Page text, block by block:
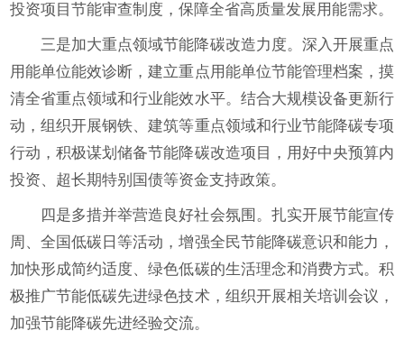
投资项目节能审查制度，保障全省高质量发展用能需求。
三是加大重点领域节能降碳改造力度。深入开展重点
用能单位能效诊断，建立重点用能单位节能管理档案，摸
清全省重点领域和行业能效水平。结合大规模设备更新行
动，组织开展钢铁、建筑等重点领域和行业节能降碳专项
行动，积极谋划储备节能降碳改造项目，用好中央预算内
投资、超长期特别国债等资金支持政策。
四是多措并举营造良好社会氛围。扎实开展节能宣传
周、全国低碳日等活动，增强全民节能降碳意识和能力，
加快形成简约适度、绿色低碳的生活理念和消费方式。积
极推广节能低碳先进绿色技术，组织开展相关培训会议，
加强节能降碳先进经验交流。